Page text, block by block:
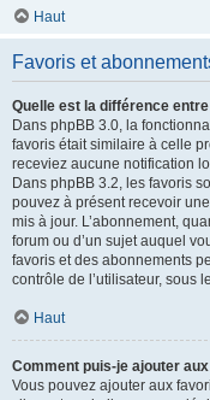
Haut
Favoris et
Quelle est la différence
Dans phpBB 3.0, la
favoris était similaire à celle
receviez aucune notification
Dans phpBB 3.2, les favoris
pouvez à présent recevoir
mis à jour. L’abonnement,
forum ou d’un sujet auquel
favoris et des abonnements
contrôle de l’utilisateur, sous
Haut
Comment puis-je ajouter
Vous pouvez ajouter aux